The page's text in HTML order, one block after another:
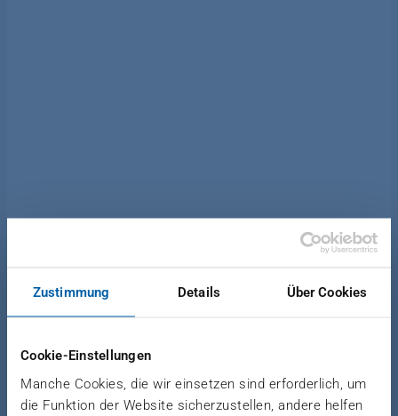
Zustimmung Details Über Cookies
Cookie-Einstellungen
Manche Cookies, die wir einsetzen sind erforderlich, um
die Funktion der Website sicherzustellen, andere helfen
News Holzwerkstoffe Recycling 07. April 2021
NILE WOOD VERGIBT
FOLGEAUFTRAG AN
DIEFFENBACHER